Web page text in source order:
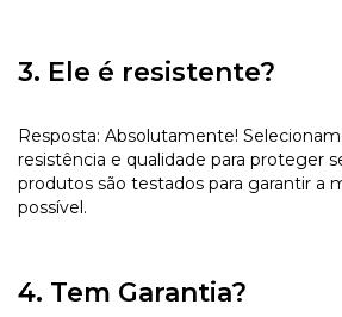
3. Ele é resistente?
Resposta: Absolutamente!
resistência e qualidade para proteger
produtos são testados para garantir a
possível.
4. Tem Garantia?